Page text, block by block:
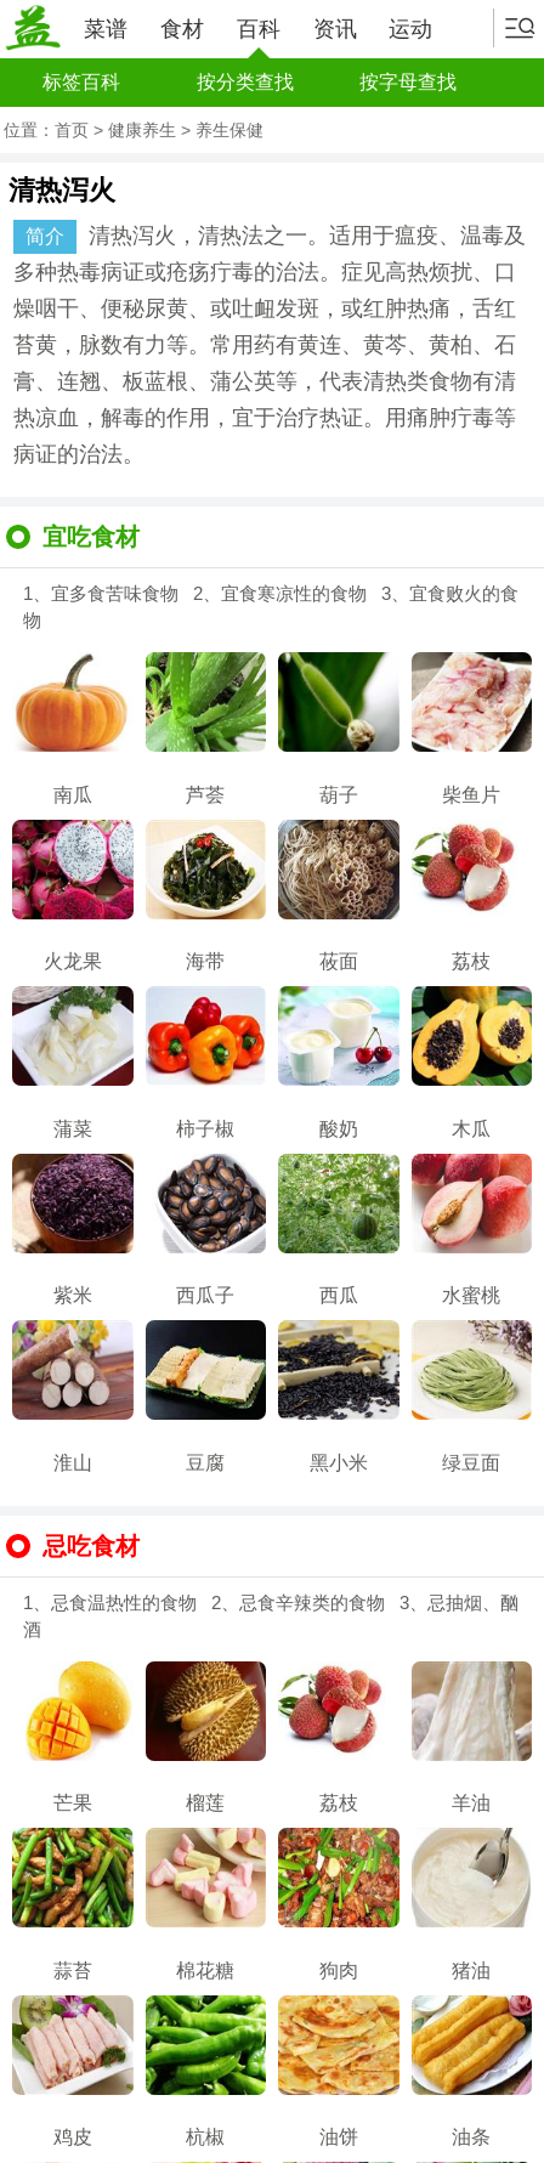
菜谱 食材 百科 资讯 运动
标签百科 按分类查找 按字母查找
位置： 首页 > 健康养生 > 养生保健
清热泻火
简介
清热泻火，清热法之一。适用于瘟疫、温毒及
多种热毒病证或疮疡疔毒的治法。症见高热烦扰、口
燥咽干、便秘尿黄、或吐衄发斑，或红肿热痛，舌红
苔黄，脉数有力等。常用药有黄连、黄芩、黄柏、石
膏、连翘、板蓝根、蒲公英等，代表清热类食物有清
热凉血，解毒的作用，宜于治疗热证。用痛肿疔毒等
病证的治法。
宜吃食材
1、宜多食苦味食物 2、宜食寒凉性的食物 3、宜食败火的食
物
南瓜 芦荟 葫子 柴鱼片
火龙果 海带 莜面 荔枝
蒲菜 柿子椒 酸奶 木瓜
紫米 西瓜子 西瓜 水蜜桃
淮山 豆腐 黑小米 绿豆面
忌吃食材
1、忌食温热性的食物 2、忌食辛辣类的食物 3、忌抽烟、酗
酒
芒果 榴莲 荔枝 羊油
蒜苔 棉花糖 狗肉 猪油
鸡皮 杭椒 油饼 油条